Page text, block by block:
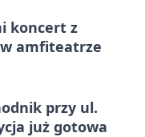
koncert z
amfiteatrze
przy ul.
już gotowa